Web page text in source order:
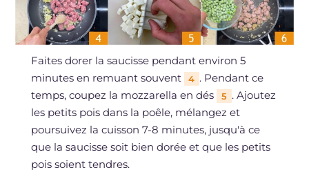
Faites dorer la saucisse pendant environ 5
minutes en remuant souvent
4 . Pendant ce
temps, coupez la mozzarella en dés
5 . Ajoutez
les petits pois dans la poêle, mélangez et
poursuivez la cuisson 7-8 minutes, jusqu'à ce
que la saucisse soit bien dorée et que les petits
pois soient tendres.